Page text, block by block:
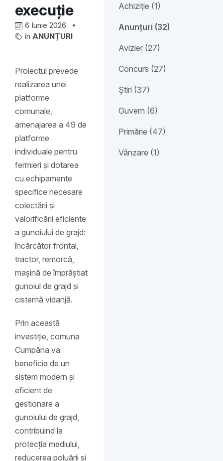
execuție
6 Iunie 2026
în ANUNȚURI
Proiectul prevede
realizarea unei
platforme
comunale,
amenajarea a 49 de
platforme
individuale pentru
fermieri și dotarea
cu echipamente
specifice necesare
colectării și
valorificării eficiente
a gunoiului de grajd:
încărcător frontal,
tractor, remorcă,
mașină de împrăștiat
gunoiul de grajd și
cisternă vidanjă.
Prin această
investiție, comuna
Cumpăna va
beneficia de un
sistem modern și
eficient de
gestionare a
gunoiului de grajd,
contribuind la
protecția mediului,
reducerea poluării și
Achiziție (1)
Anunțuri (32)
Avizier (27)
Concurs (27)
Știri (37)
Guvern (6)
Primărie (47)
Vânzare (1)